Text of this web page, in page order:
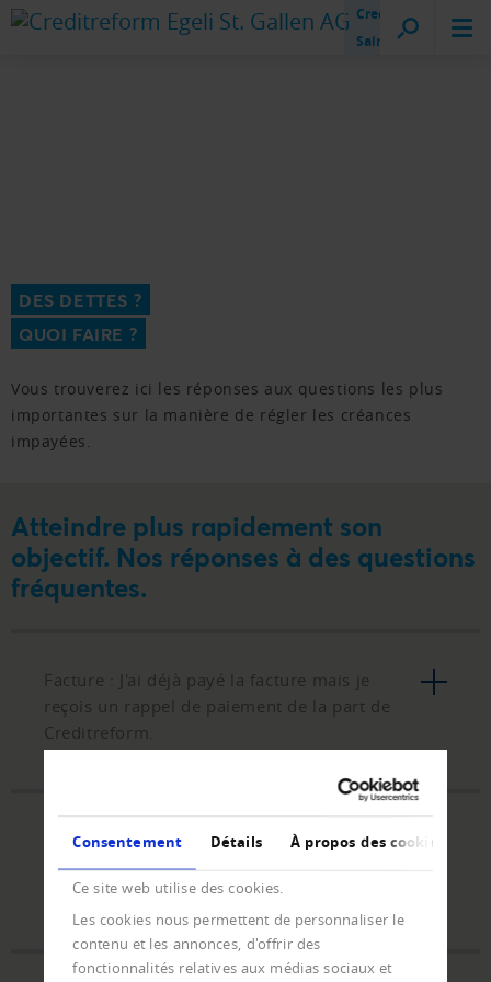
Consentement Détails À propos des cookies
Ce site web utilise des cookies.
Les cookies nous permettent de personnaliser le
contenu et les annonces, d'offrir des
fonctionnalités relatives aux médias sociaux et
Creditreform
Saint-Gall
DES DETTES ?
QUOI FAIRE ?
Vous trouverez ici les réponses aux questions les plus
importantes sur la manière de régler les créances
impayées.
Atteindre plus rapidement son
objectif. Nos réponses à des questions
fréquentes.
Facture : J'ai déjà payé la facture mais je
reçois un rappel de paiement de la part de
Creditreform.
Paiement : Je souhaite régler une créance de
recouvrement et je n'ai pas de bulletin de
versement.